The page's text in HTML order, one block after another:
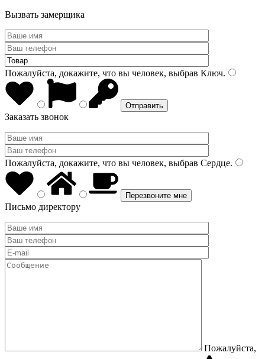
Вызвать замерщика
Пожалуйста, докажите, что вы человек, выбрав Ключ.
Заказать звонок
Пожалуйста, докажите, что вы человек, выбрав Сердце.
Письмо директору
Пожалуйста,